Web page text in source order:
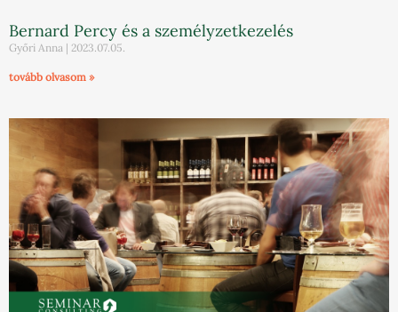
Bernard Percy és a személyzetkezelés
Győri Anna 2023.07.05.
tovább olvasom »